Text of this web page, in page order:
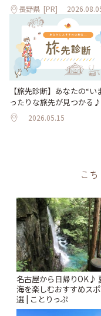
長野県 [PR]
【旅先診断】あなたの“い
ったりな旅先が見つかる♪
2026.05.15
こ
名古屋から日帰りOK♪
海を楽しむおすすめス
選 | ことりっぷ